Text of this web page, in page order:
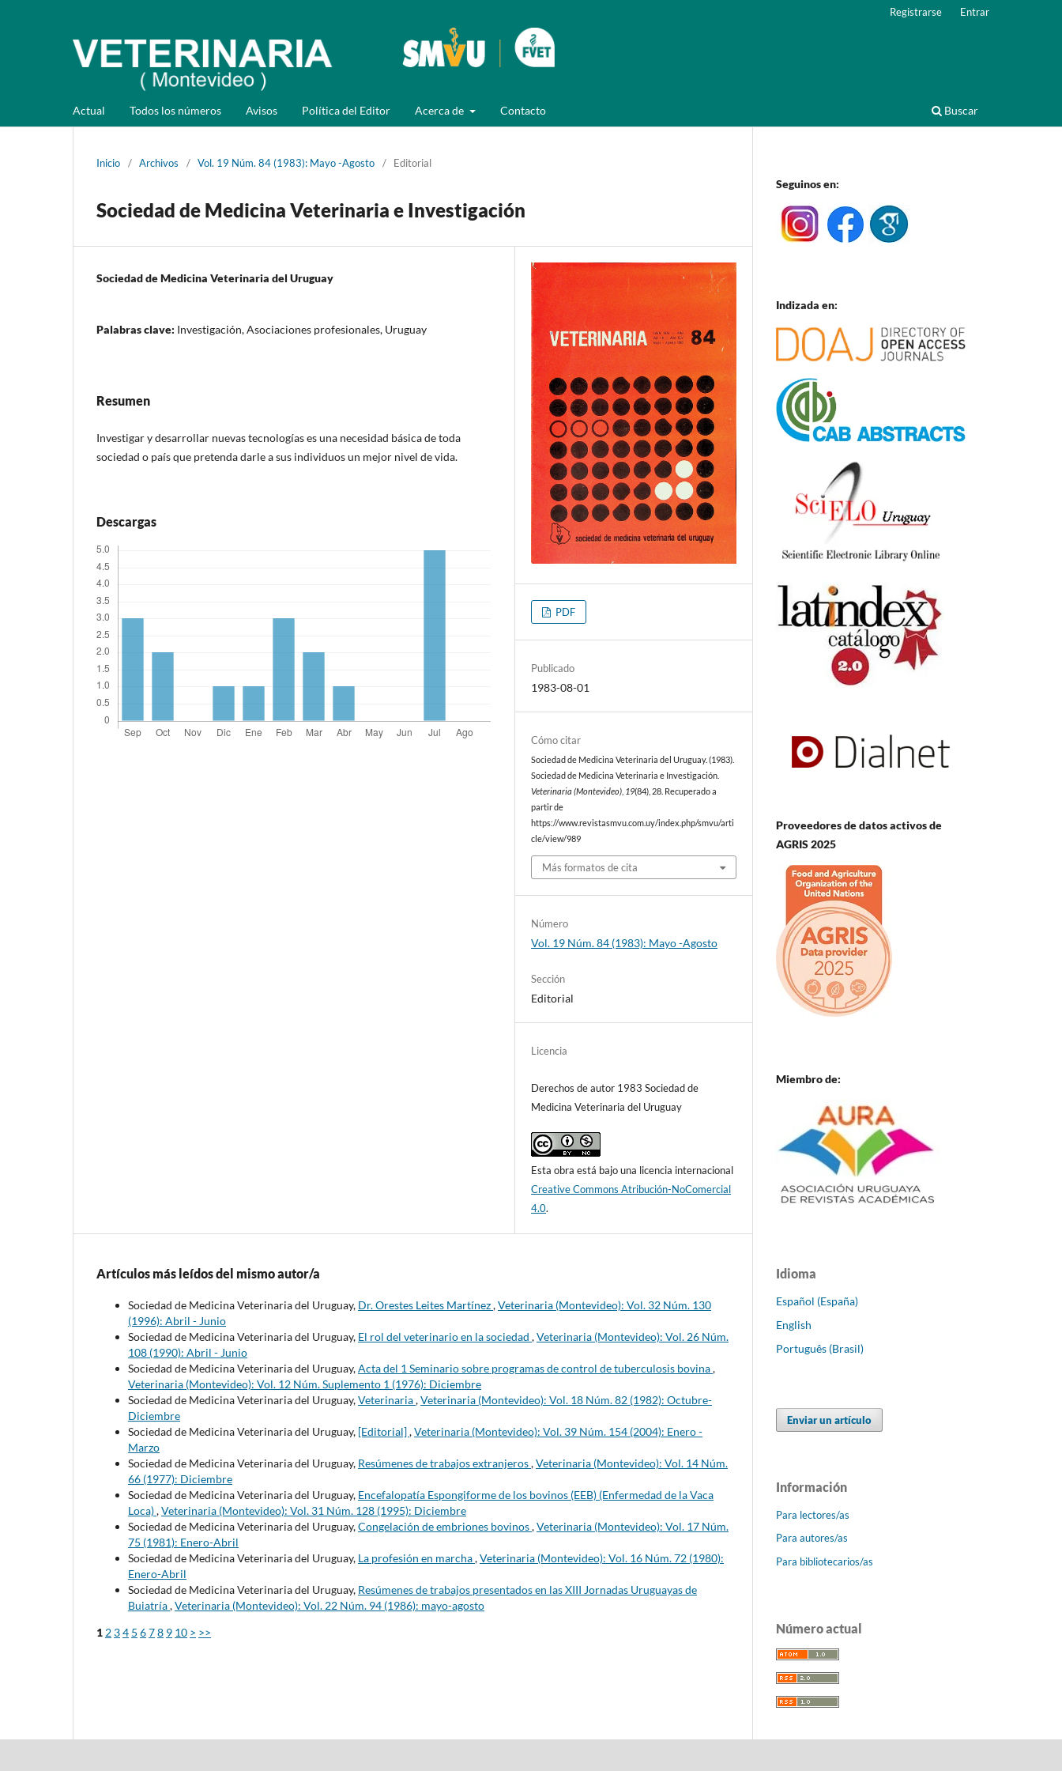
Actual Todos los números Avisos Política del Editor Acerca de Contacto Buscar
Registrarse Entrar
Inicio / Archivos / Vol. 19 Núm. 84 (1983): Mayo -Agosto / Editorial
Sociedad de Medicina Veterinaria e Investigación
Sociedad de Medicina Veterinaria del Uruguay
Palabras clave: Investigación, Asociaciones profesionales, Uruguay
Resumen
Investigar y desarrollar nuevas tecnologías es una necesidad básica de toda
sociedad o país que pretenda darle a sus individuos un mejor nivel de vida.
Descargas
PDF
Publicado
1983-08-01
Cómo citar
Sociedad de Medicina Veterinaria del Uruguay. (1983).
Sociedad de Medicina Veterinaria e Investigación.
Veterinaria (Montevideo) 19(84), 28. Recuperado a
partir de
https://www.revistasmvu.com.uy/index.php/smvu/arti
cle/view/989
Más formatos de cita
Número
Vol. 19 Núm. 84 (1983): Mayo -Agosto
Sección
Editorial
Licencia
Derechos de autor 1983 Sociedad de
Medicina Veterinaria del Uruguay
Esta obra está bajo una licencia internacional
Creative Commons Atribución-NoComercial
4.0.
Artículos más leídos del mismo autor/a
Sociedad de Medicina Veterinaria del Uruguay, Dr. Orestes Leites Martínez,Veterinaria (Montevideo): Vol. 32 Núm. 130
(1996): Abril - Junio
Sociedad de Medicina Veterinaria del Uruguay, El rol del veterinario en la sociedad ,Veterinaria (Montevideo): Vol. 26 Núm.
108 (1990): Abril - Junio
Sociedad de Medicina Veterinaria del Uruguay,Acta del 1 Seminario sobre programas de control de tuberculosis bovina,
Veterinaria (Montevideo): Vol. 12 Núm. Suplemento 1 (1976): Diciembre
Sociedad de Medicina Veterinaria del Uruguay,Veterinaria,Veterinaria (Montevideo): Vol. 18 Núm. 82 (1982): Octubre-
Diciembre
Sociedad de Medicina Veterinaria del Uruguay, [Editorial],Veterinaria (Montevideo): Vol. 39 Núm. 154 (2004): Enero -
Marzo
Sociedad de Medicina Veterinaria del Uruguay, Resúmenes de trabajos extranjeros,Veterinaria (Montevideo): Vol. 14 Núm.
66 (1977): Diciembre
Sociedad de Medicina Veterinaria del Uruguay, Encefalopatía Espongiforme de los bovinos (EEB) (Enfermedad de la Vaca
Loca),Veterinaria (Montevideo): Vol. 31 Núm. 128 (1995): Diciembre
Sociedad de Medicina Veterinaria del Uruguay,Congelación de embriones bovinos,Veterinaria (Montevideo): Vol. 17 Núm.
75 (1981): Enero-Abril
Sociedad de Medicina Veterinaria del Uruguay, La profesión en marcha,Veterinaria (Montevideo): Vol. 16 Núm. 72 (1980):
Enero-Abril
Sociedad de Medicina Veterinaria del Uruguay, Resúmenes de trabajos presentados en las XIII Jornadas Uruguayas de
Buiatría,Veterinaria (Montevideo): Vol. 22 Núm. 94 (1986): mayo-agosto
1 2 34 5 678 9 10 > >>
Seguinos en:
Indizada en:
Proveedores de datos activos de
AGRIS 2025
Miembro de:
Idioma
Español (España)
English
Português (Brasil)
Enviar un artículo
Información
Para lectores/as
Para autores/as
Para bibliotecarios/as
Número actual